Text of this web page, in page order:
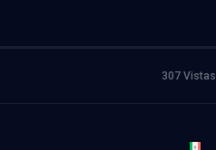
307 Vistas